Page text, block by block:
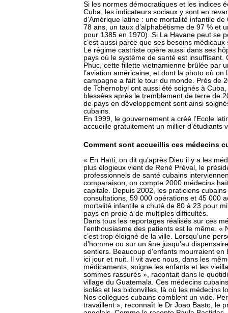
Si les normes démocratiques et les indices
Cuba, les indicateurs sociaux y sont en
d’Amérique latine : une mortalité infantile
78 ans, un taux d’alphabétisme de 97 % et
pour 1385 en 1970). Si La Havane peut se
c’est aussi parce que ses besoins
Le régime castriste opère aussi dans ses
pays où le système de santé est insuffisant.
Phuc, cette fillette vietnamienne brûlée par
l’aviation américaine, et dont la photo où
campagne a fait le tour du monde. Près de
de Tchernobyl ont aussi été soignés à
blessées après le tremblement de terre de
de pays en développement sont ainsi
cubains.
En 1999, le gouvernement a créé l’Ecole
accueille gratuitement un millier d’étudiants
Comment sont accueillis ces médecins
« En Haïti, on dit qu’après Dieu il y a les
plus élogieux vient de René Préval, le
professionnels de santé cubains
comparaison, on compte 2000 médecins
capitale. Depuis 2002, les praticiens
consultations, 59 000 opérations et 45 000
mortalité infantile a chuté de 80 à 23 pour
pays en proie à de multiples difficultés.
Dans tous les reportages réalisés sur ces
l’enthousiasme des patients est le même. «
c’est trop éloigné de la ville. Lorsqu’une
d’homme ou sur un âne jusqu’au
sentiers. Beaucoup d’enfants mourraient
ici jour et nuit. Il vit avec nous, dans les
médicaments, soigne les enfants et les
sommes rassurés », racontait dans le
village du Guatemala. Ces médecins
isolés et les bidonvilles, là où les médecins
Nos collègues cubains comblent un vide.
travaillent », reconnaît le Dr Joao Basto, le